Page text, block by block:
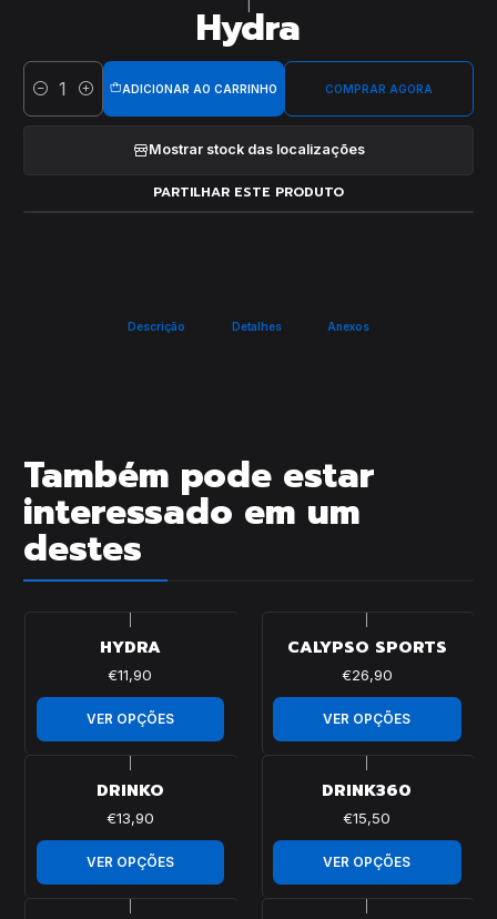
Hydra
Quantidade
ADICIONAR AO CARRINHO COMPRAR AGORA
Mostrar stock das localizações
PARTILHAR ESTE PRODUTO
Descrição Detalhes Anexos
Também pode estar
interessado em um
destes
HYDRA
€11,90
VER OPÇÕES
CALYPSO SPORTS
€26,90
VER OPÇÕES
DRINKO
€13,90
VER OPÇÕES
DRINK360
€15,50
VER OPÇÕES